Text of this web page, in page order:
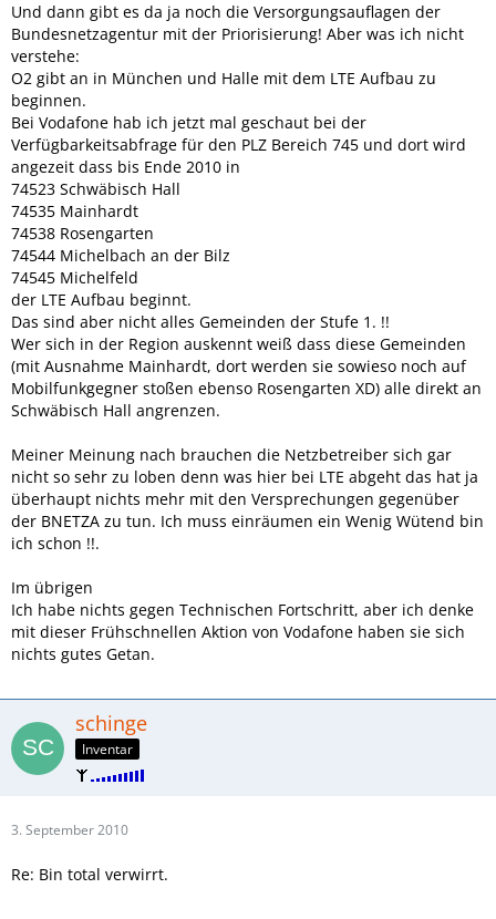
Und dann gibt es da ja noch die Versorgungsauflagen der
Bundesnetzagentur mit der Priorisierung! Aber was ich nicht
verstehe:
O2 gibt an in München und Halle mit dem LTE Aufbau zu
beginnen.
Bei Vodafone hab ich jetzt mal geschaut bei der
Verfügbarkeitsabfrage für den PLZ Bereich 745 und dort wird
angezeit dass bis Ende 2010 in
74523 Schwäbisch Hall
74535 Mainhardt
74538 Rosengarten
74544 Michelbach an der Bilz
74545 Michelfeld
der LTE Aufbau beginnt.
Das sind aber nicht alles Gemeinden der Stufe 1. !!
Wer sich in der Region auskennt weiß dass diese Gemeinden
(mit Ausnahme Mainhardt, dort werden sie sowieso noch auf
Mobilfunkgegner stoßen ebenso Rosengarten XD) alle direkt an
Schwäbisch Hall angrenzen.
Meiner Meinung nach brauchen die Netzbetreiber sich gar
nicht so sehr zu loben denn was hier bei LTE abgeht das hat ja
überhaupt nichts mehr mit den Versprechungen gegenüber
der BNETZA zu tun. Ich muss einräumen ein Wenig Wütend bin
ich schon !!.
Im übrigen
Ich habe nichts gegen Technischen Fortschritt, aber ich denke
mit dieser Frühschnellen Aktion von Vodafone haben sie sich
nichts gutes Getan.
schinge
Inventar
3. September 2010
Re: Bin total verwirrt.